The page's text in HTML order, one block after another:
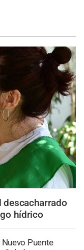
descacharrado
hídrico
Nuevo Puente